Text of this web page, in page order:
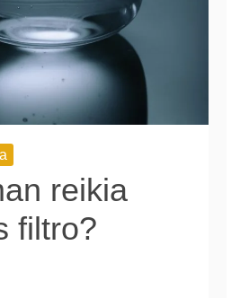
reikia
filtro?